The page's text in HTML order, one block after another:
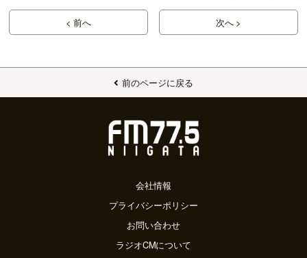
< 前へ 次へ >
前のページに戻る
会社情報
プライバシーポリシー
お問い合わせ
ラジオCMについて